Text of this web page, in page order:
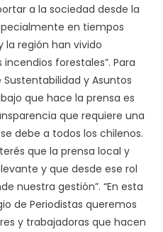
a la sociedad desde la
en tiempos
la región han vivido
forestales”. Para
y Asuntos
que hace la prensa es
que requiere una
debe a todos los chilenos.
que la prensa local y
y que desde ese rol
nuestra gestión”. “En esta
de Periodistas queremos
y trabajadoras que hacen